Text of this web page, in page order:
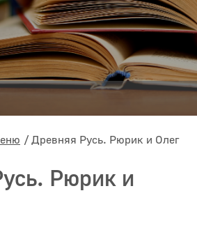
Древняя Русь. Рюрик и Олег
Рюрик и